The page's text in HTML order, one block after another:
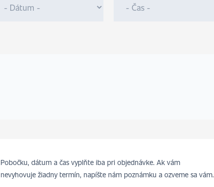
Pobočku, dátum a čas vyplňte iba pri objednávke. Ak vám
nevyhovuje žiadny termín, napíšte nám poznámku a ozveme sa vám.